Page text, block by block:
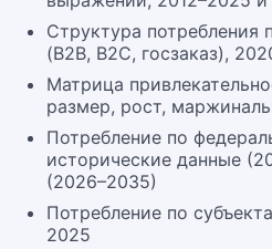
Структура потребления
(B2B, B2C, госзаказ),
Матрица
размер, рост,
Потребление по
исторические данные
(2026–2035)
Потребление по
2025